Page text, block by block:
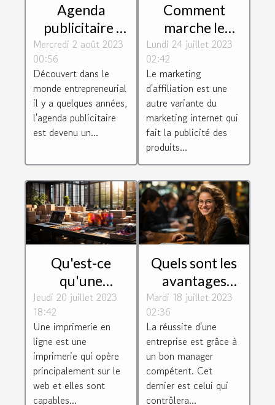
Agenda
publicitaire :
une véritable
opportunité
pour les
entreprises
Mercredi 2 août 2023
00:56
Découvert dans le
monde entrepreneurial
il y a quelques années,
l'agenda publicitaire
est devenu un...
Comment
marche le
marketing
d'affiliation et
quels sont ses
atouts et ses
défauts ?
Lundi 24 juillet 2023
02:42
Le marketing
d'affiliation est une
autre variante du
marketing internet qui
fait la publicité des
produits...
Qu'est-ce
qu'une
imprimerie en
Jeudi 20 juillet 2023
18:42
Une imprimerie en
ligne est une
imprimerie qui opère
principalement sur le
web et elles sont
capables...
Quels sont les
avantages
d'être un bon
manager
d'entreprise ?
Mardi 18 juillet 2023
02:36
La réussite d'une
entreprise est grâce à
un bon manager
compétent. Cet
dernier est celui qui
contrôlera...